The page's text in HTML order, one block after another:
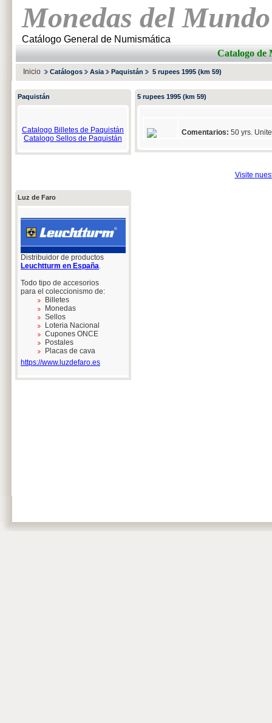
Monedas del Mundo
Catálogo General de Numismática
Catalogo de
Inicio Catálogos Asia Paquistán 5 rupees 1995 (km 59)
Paquistán
Catalogo Billetes de Paquistán
Catalogo Sellos de Paquistán
Luz de Faro
Distribuidor de productos
Leuchtturm en España.
Todo tipo de accesorios
para el coleccionismo de:
Billetes
Monedas
Sellos
Loteria Nacional
Cupones ONCE
Postales
Placas de cava
https://www.luzdefaro.es
5 rupees 1995 (km 59)
Comentarios: 50 yrs.
Visite